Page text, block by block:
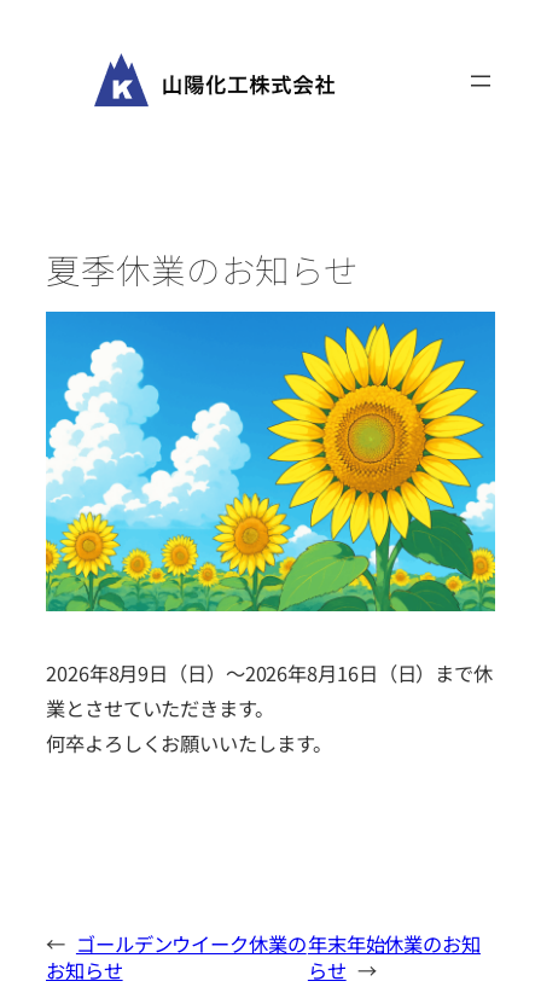
夏季休業のお知らせ
2026年8月9日（日）～2026年8月16日（日）まで休
業とさせていただきます。
何卒よろしくお願いいたします。
← ゴールデンウイーク休業の
お知らせ
年末年始休業のお知
らせ →